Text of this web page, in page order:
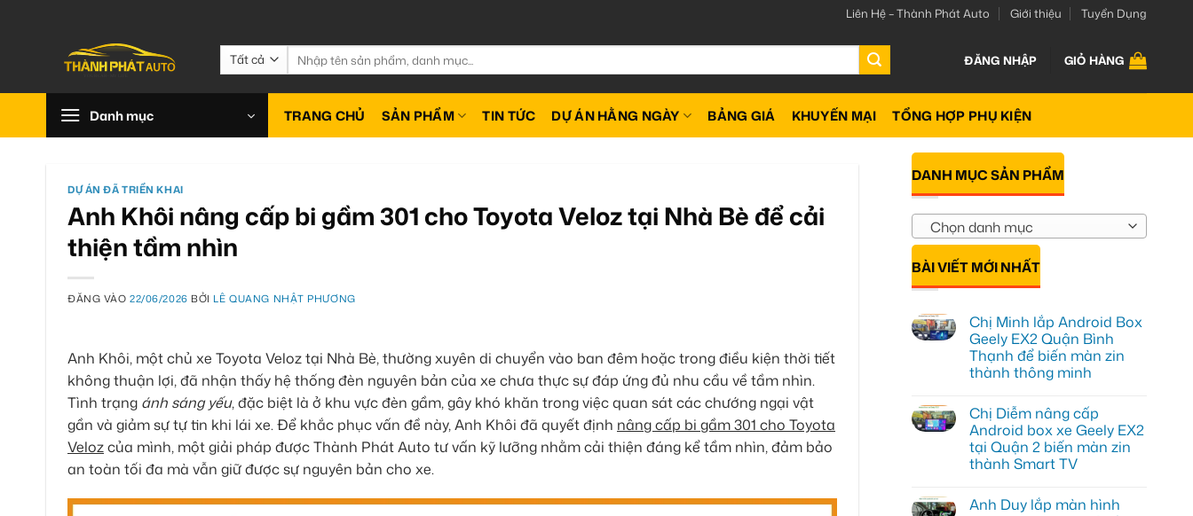
Liên Hệ – Thành Phát Auto Giới thiệu Tuyển Dụng
Tìm
kiếm:
ĐĂNG NHẬP GIỎ HÀNG
Danh mục TRANG CHỦ SẢN PHẨM TIN TỨC DỰ ÁN HẰNG NGÀY BẢNG GIÁ KHUYẾN MẠI TỔNG HỢP PHỤ KIỆN
DỰ ÁN ĐÃ TRIỂN KHAI
Anh Khôi nâng cấp bi gầm 301 cho Toyota Veloz tại Nhà Bè để cải
thiện tầm nhìn
ĐĂNG VÀO22/06/2026 BỞI LÊ QUANG NHẬT PHƯƠNG
Anh Khôi, một chủ xe Toyota Veloz tại Nhà Bè, thường xuyên di chuyển vào ban đêm hoặc trong điều kiện thời tiết
không thuận lợi, đã nhận thấy hệ thống đèn nguyên bản của xe chưa thực sự đáp ứng đủ nhu cầu về tầm nhìn.
Tình trạng ánh sáng yếu, đặc biệt là ở khu vực đèn gầm, gây khó khăn trong việc quan sát các chướng ngại vật
gần và giảm sự tự tin khi lái xe. Để khắc phục vấn đề này, Anh Khôi đã quyết định nâng cấp bi gầm 301 cho Toyota
Velozcủa mình, một giải pháp được Thành Phát Auto tư vấn kỹ lưỡng nhằm cải thiện đáng kể tầm nhìn, đảm bảo
an toàn tối đa mà vẫn giữ được sự nguyên bản cho xe.
DANH MỤC SẢN PHẨM
Chọn danh mục
BÀI VIẾT MỚI NHẤT
Chị Minh lắp Android Box
Geely EX2 Quận Bình
Thạnh để biến màn zin
thành thông minh
bình
luận
ở
Chị
Minh
lắp
Geely
Chị Diễm nâng cấp
Android box xe Geely EX2
tại Quận 2 biến màn zin
thành Smart TV
bình
Anh Duy lắp màn hình